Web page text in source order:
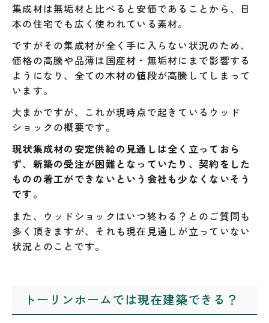
集成材は無垢材と比べると安価であることから、日
本の住宅でも広く使われている素材。
ですがその集成材が全く手に入らない状況のため、
価格の高騰や品薄は国産材・無垢材にまで影響する
ようになり、全ての木材の値段が高騰してしまって
います。
大まかですが、これが現時点で起きているウッド
ショックの概要です。
現状集成材の安定供給の見通しは全く立っておら
ず、新築の受注が困難となっていたり、契約をした
ものの着工ができないという会社も少なくないそう
です。
また、ウッドショックはいつ終わる？とのご質問も
多く頂きますが、それも現在見通しが立っていない
状況とのことです。
トーリンホームでは現在建築できる？